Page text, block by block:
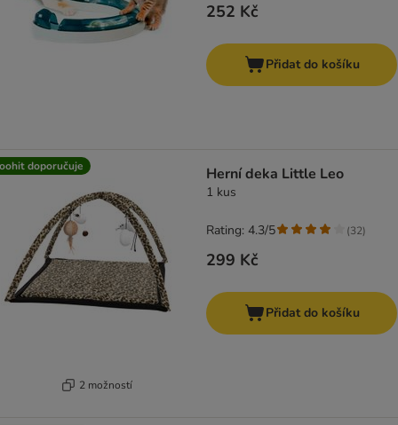
252 Kč
Přidat do košíku
doporučuje
2 možností
Herní deka Little Leo
1 kus
299 Kč
Rating: 4.3/5 (32)
Přidat do košíku